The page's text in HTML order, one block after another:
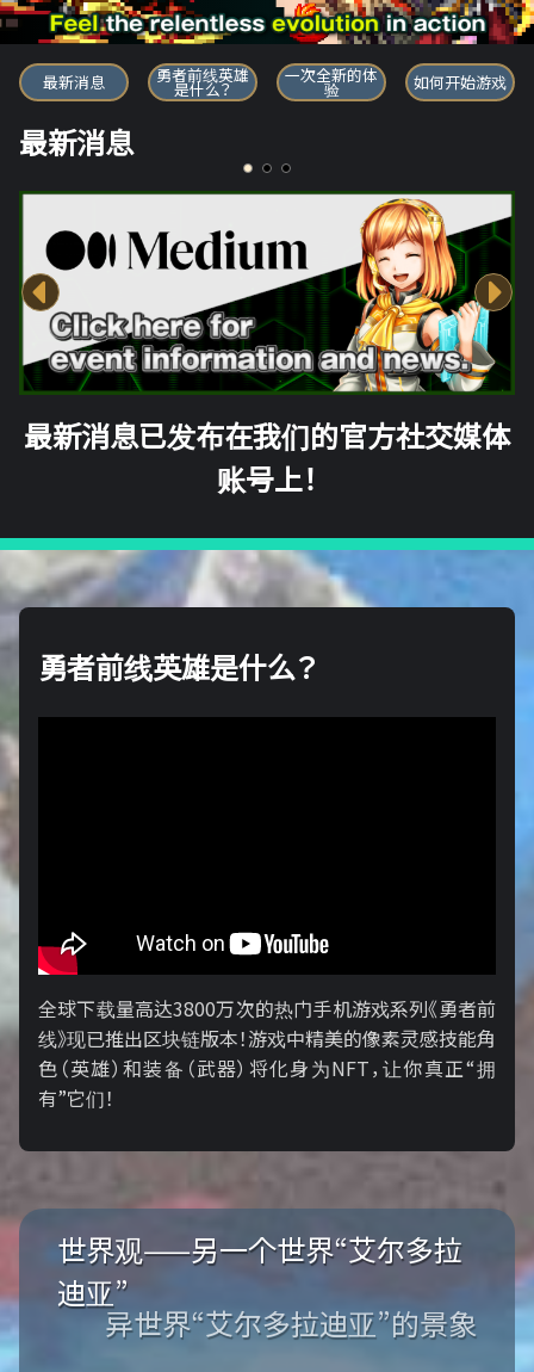
勇者前线英雄
最新消息 勇者前线英雄
是什么？
一次全新的体
验 如何开始游戏
最新消息
最新消息已发布在我们的官方社交媒体
账号上！
勇者前线英雄是什么？
全球下载量高达3800万次的热门手机游戏系列《勇者前
线》现已推出区块链版本！游戏中精美的像素灵感技能角
色（英雄）和装备（武器）将化身为NFT，让你真正“拥
有”它们！
世界观——另一个世界“艾尔多拉
迪亚”
异世界“艾尔多拉迪亚”的景象